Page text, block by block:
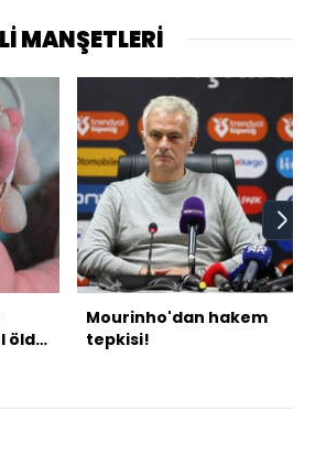
MANŞETLERİ
öldü
Mourinho'dan hakem
tepkisi!